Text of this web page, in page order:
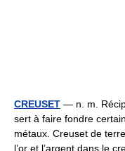
CREUSET — n. m.
sert à faire fondre
métaux. Creuset de
l’or et l’argent dans le